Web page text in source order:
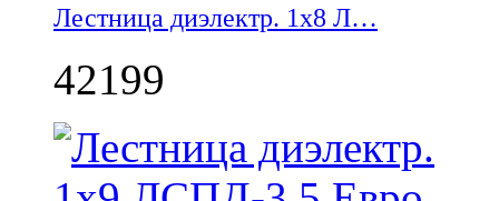
Лестница диэлектр. 1х8 Л…
42199